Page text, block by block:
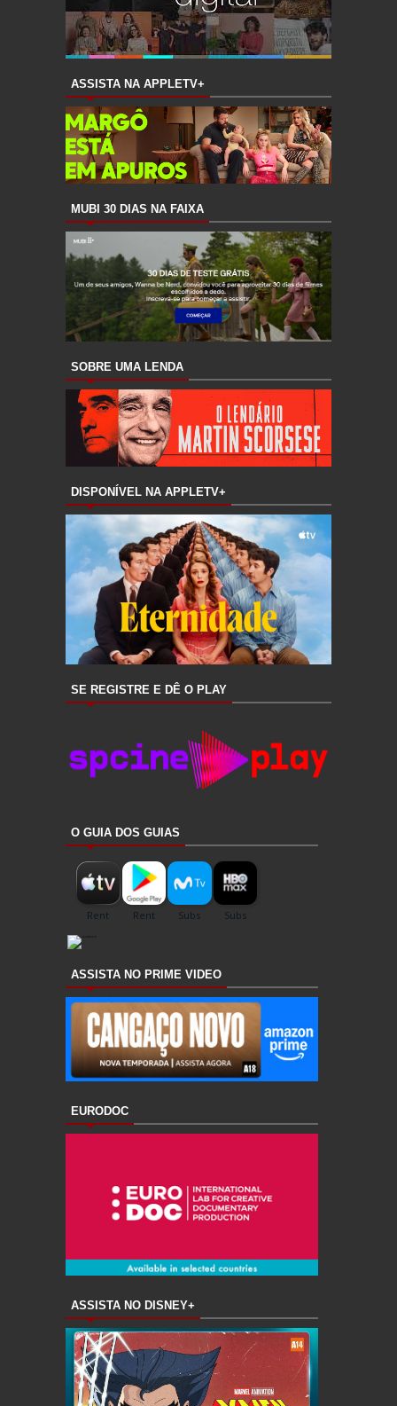
ASSISTA NA APPLETV+
MUBI 30 DIAS NA FAIXA
SOBRE UMA LENDA
DISPONÍVEL NA APPLETV+
SE REGISTRE E DÊ O PLAY
O GUIA DOS GUIAS
ASSISTA NO PRIME VIDEO
EURODOC
ASSISTA NO DISNEY+